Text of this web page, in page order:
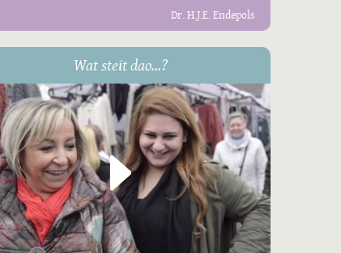
Dr. H.J.E. Endepols
Wat steit dao...?